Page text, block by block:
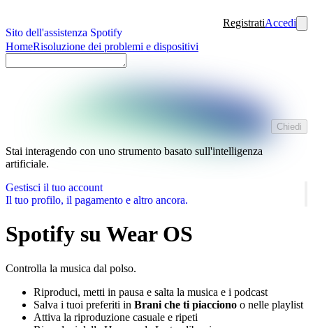
Sito dell'assistenza Spotify
RegistratiAccedi
HomeRisoluzione dei problemi e dispositivi
Chiedi
Stai interagendo con uno strumento basato sull'intelligenza
artificiale.
Gestisci il tuo account
Il tuo profilo, il pagamento e altro ancora.
Spotify su Wear OS
Controlla la musica dal polso.
Riproduci, metti in pausa e salta la musica e i podcast
Salva i tuoi preferiti in Brani che ti piacciono o nelle playlist
Attiva la riproduzione casuale e ripeti